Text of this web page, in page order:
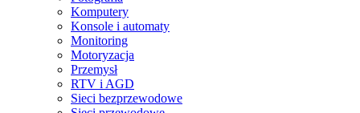
Komputery
Konsole i automaty
Monitoring
Motoryzacja
Przemysł
RTV i AGD
Sieci bezprzewodowe